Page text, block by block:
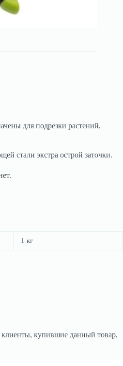
для подрезки растений,
стали экстра острой заточки.
1 кг
клиенты, купившие данный товар,